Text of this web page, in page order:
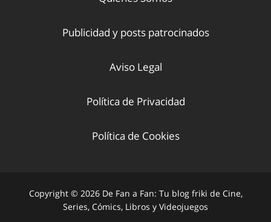
Publicidad y posts patrocinados
Aviso Legal
Política de Privacidad
Política de Cookies
Copyright © 2026 De Fan a Fan: Tu blog friki de Cine,
Series, Cómics, Libros y Videojuegos